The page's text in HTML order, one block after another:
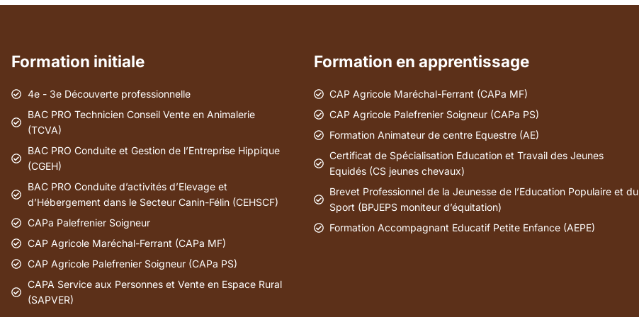
Formation initiale
4e - 3e Découverte professionnelle
BAC PRO Technicien Conseil Vente en Animalerie
(TCVA)
BAC PRO Conduite et Gestion de l’Entreprise Hippique
(CGEH)
BAC PRO Conduite d’activités d’Elevage et
d’Hébergement dans le Secteur Canin-Félin (CEHSCF)
CAPa Palefrenier Soigneur
CAP Agricole Maréchal-Ferrant (CAPa MF)
CAP Agricole Palefrenier Soigneur (CAPa PS)
CAPA Service aux Personnes et Vente en Espace Rural
(SAPVER)
Formation en apprentissage
CAP Agricole Maréchal-Ferrant (CAPa MF)
CAP Agricole Palefrenier Soigneur (CAPa PS)
Formation Animateur de centre Equestre (AE)
Certificat de Spécialisation Education et Travail des Jeunes
Equidés (CS jeunes chevaux)
Brevet Professionnel de la Jeunesse de l’Education Populaire et du
Sport (BPJEPS moniteur d’équitation)
Formation Accompagnant Educatif Petite Enfance (AEPE)